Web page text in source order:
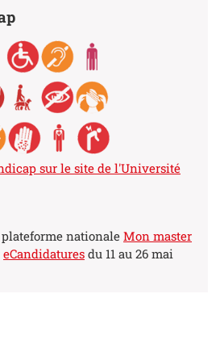
sur le site de l'Université
nationale Mon master
eCandidatures du 11 au 26 mai